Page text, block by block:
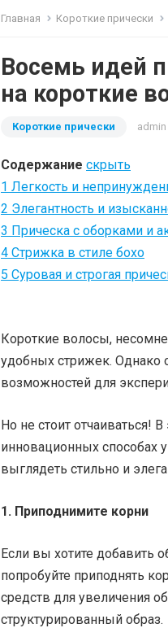
Главная Короткие прически
Восемь идей
на короткие
Короткие прически admin
Содержание скрыть
1 Легкость и
2 Элегантность и
3 Прическа с оборками и
4 Стрижка в стиле бохо
5 Суровая и строгая
Короткие волосы,
удобных стрижек. Однако
возможностей для
Но не стоит отчаиваться!
инновационных способах
выглядеть стильно и
1. Приподнимите корни
Если вы хотите добавить
попробуйте приподнять
средств для увеличения
структурированный образ.